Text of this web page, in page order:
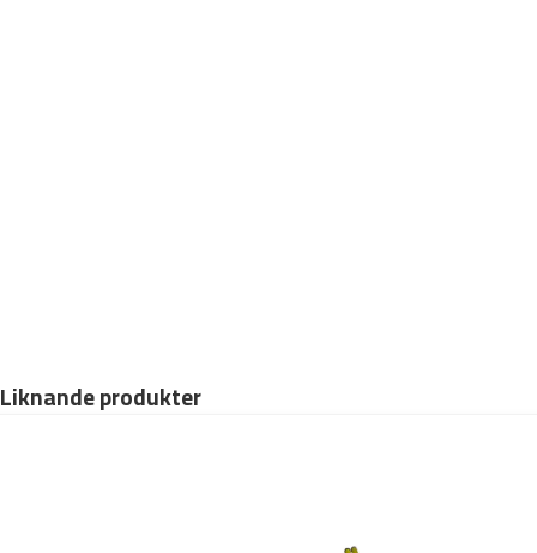
Liknande produkter